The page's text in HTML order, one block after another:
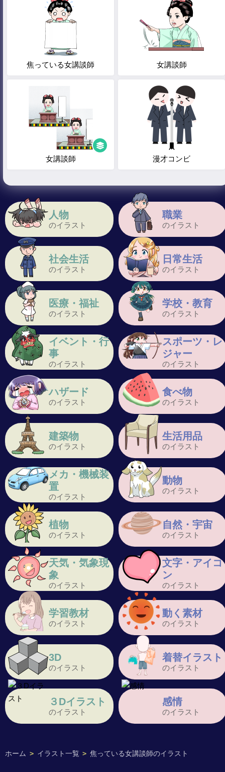
ホーム > イラスト一覧 > 焦っている女講談師のイラスト
人物
のイラスト
職業
のイラスト
社会生活
のイラスト
日常生活
のイラスト
医療・福祉
のイラスト
学校・教育
のイラスト
イベント・行
事
のイラスト
スポーツ・レ
ジャー
のイラスト
ハザード
のイラスト
食べ物
のイラスト
建築物
のイラスト
生活用品
のイラスト
メカ・機械装
置
のイラスト
動物
のイラスト
植物
のイラスト
自然・宇宙
のイラスト
天気・気象現
象
のイラスト
文字・アイコ
ン
のイラスト
学習教材
のイラスト
動く素材
のイラスト
3D
のイラスト
着替イラスト
のイラスト
３Dイラスト
のイラスト
感情
のイラスト
焦っている女講談師 女講談師
女講談師 漫才コンビ